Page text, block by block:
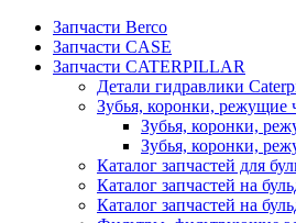
Запчасти Berco
Запчасти CASE
Запчасти CATERPILLAR
Детали гидравлики
Зубья, коронки, режущие
Зубья, коронки,
Зубья, коронки,
Каталог запчастей для
Каталог запчастей на
Каталог запчастей на